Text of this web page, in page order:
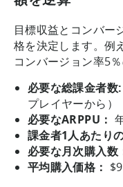
目標収益とコンバー
格を決定します。例
コンバージョン率5％
必要な総課金者数:
プレイヤーから）
必要なARPPU：
課金者1人あたり
必要な月次購入数
平均購入価格：